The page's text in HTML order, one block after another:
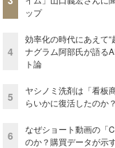
ップ
4
効率化の時代にあえて
ナグラム阿部氏が語る
ト論
5
ヤシノミ洗剤は「看板
らいかに復活したのか
6
なぜショート動画の「
のか？購買データが示